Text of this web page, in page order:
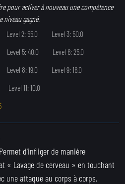
pour activer à nouveau une compétence
niveau gagné.
Level 2: 55.0
Level 3: 50.0
Level 5: 40.0
Level 6: 25.0
Level 8: 19.0
Level 9: 16.0
Level 11: 10.0
d'infliger de manière
« Lavage de cerveau » en touchant
une attaque au corps à corps.